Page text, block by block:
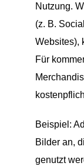
Nutzung.
(z. B.
Websites),
Für
Beispiel:
Bilder an,
genutzt